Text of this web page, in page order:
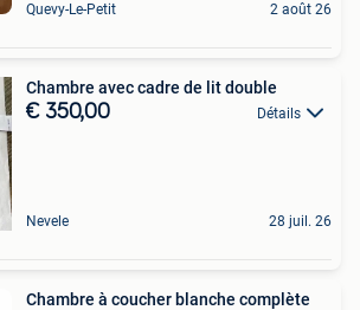
Quevy-Le-Petit 2 août 26
Chambre avec cadre de lit double
€ 350,00 Détails
Nevele 28 juil. 26
Chambre à coucher blanche complète